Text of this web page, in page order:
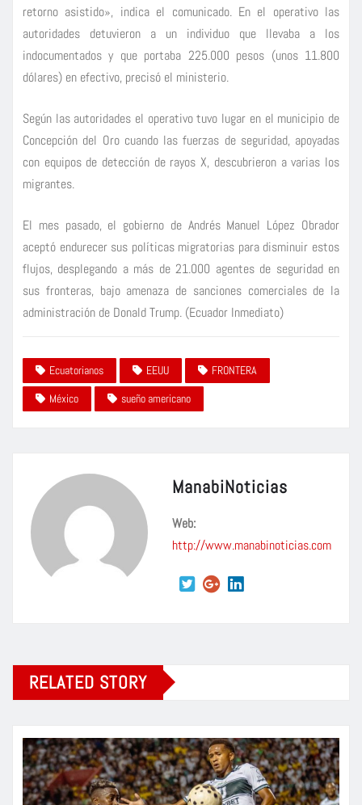
retorno asistido», indica el comunicado. En el operativo las
autoridades detuvieron a un individuo que llevaba a los
indocumentados y que portaba 225.000 pesos (unos 11.800
dólares) en efectivo, precisó el ministerio.
Según las autoridades el operativo tuvo lugar en el municipio de
Concepción del Oro cuando las fuerzas de seguridad, apoyadas
con equipos de detección de rayos X, descubrieron a varias los
migrantes.
El mes pasado, el gobierno de Andrés Manuel López Obrador
aceptó endurecer sus políticas migratorias para disminuir estos
flujos, desplegando a más de 21.000 agentes de seguridad en
sus fronteras, bajo amenaza de sanciones comerciales de la
administración de Donald Trump. (Ecuador Inmediato)
Ecuatorianos EEUU
FRONTERA
México
sueño americano
ManabiNoticias
Web:
http://www.manabinoticias.com
RELATED STORY